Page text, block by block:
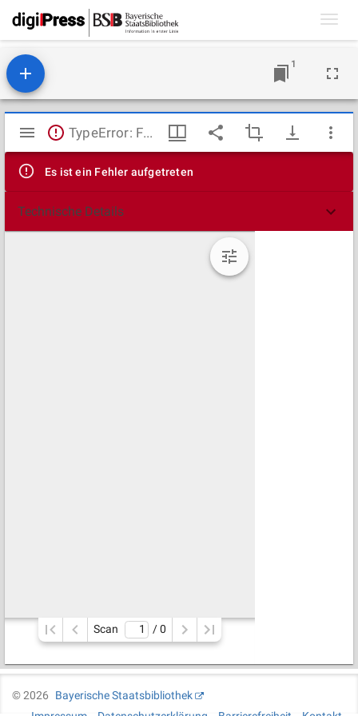
1
Mirador
Viewer
TypeError: Failed to fetch
Es ist ein Fehler aufgetreten
Technische Details
Scan / 0
©2026
Bayerische Staatsbibliothek